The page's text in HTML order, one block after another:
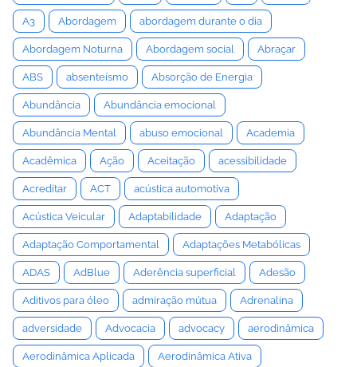
A3 Abordagem abordagem durante o dia
Abordagem Noturna Abordagem social Abraçar
ABS absenteísmo Absorção de Energia
Abundância Abundância emocional
Abundância Mental abuso emocional Academia
Acadêmica Ação Aceitação acessibilidade
Acreditar ACT acústica automotiva
Acústica Veicular Adaptabilidade Adaptação
Adaptação Comportamental Adaptações Metabólicas
ADAS AdBlue Aderência superficial Adesão
Aditivos para óleo admiração mútua Adrenalina
adversidade Advocacia advocacy aerodinâmica
Aerodinâmica Aplicada Aerodinâmica Ativa